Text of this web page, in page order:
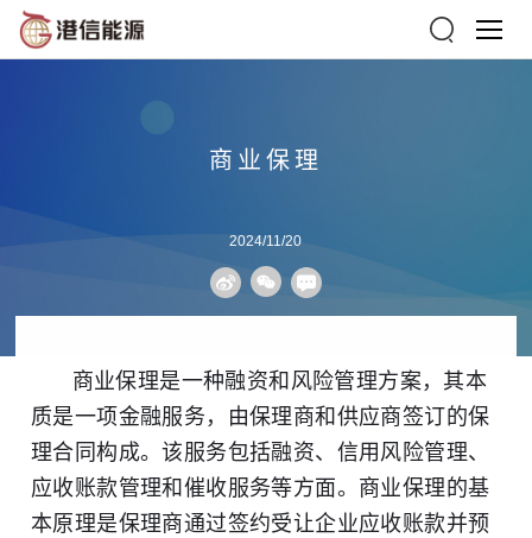
商业保理
2024/11/20
商业保理是一种融资和风险管理方案，其本
质是一项金融服务，由保理商和供应商签订的保
理合同构成。该服务包括融资、信用风险管理、
应收账款管理和催收服务等方面。商业保理的基
本原理是保理商通过签约受让企业应收账款并预